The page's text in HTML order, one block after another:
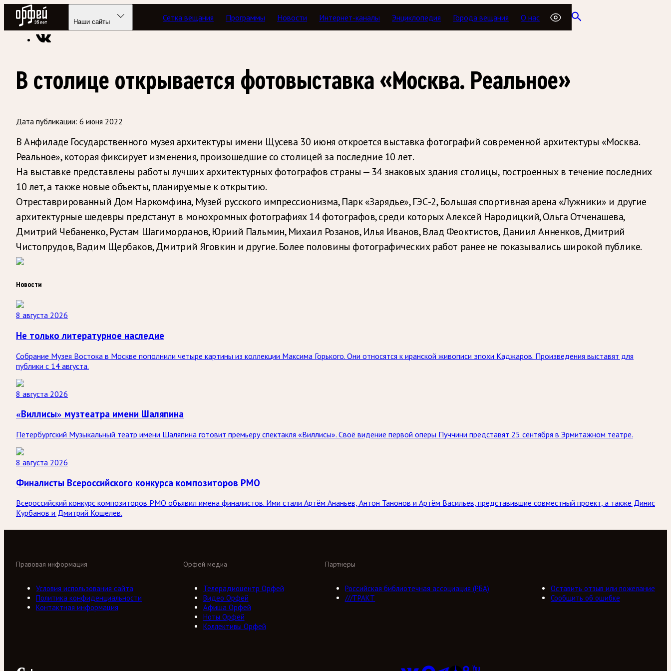
Радио Орфей
Наши сайты Сетка вещания Программы Новости Интернет-каналы Энциклопедия Города вещания О нас
Радио классической музыки «Орфей» Новости
В столице открывается фотовыставка «Москва. Реальное»
Дата публикации: 6 июня 2022
В Анфиладе Государственного музея архитектуры имени Щусева 30 июня откроется выставка фотографий современной архитектуры «Москва.
Реальное», которая фиксирует изменения, произошедшие со столицей за последние 10 лет.
На выставке представлены работы лучших архитектурных фотографов страны — 34 знаковых здания столицы, построенных в течение последних
10 лет, а также новые объекты, планируемые к открытию.
Отреставрированный Дом Наркомфина, Музей русского импрессионизма, Парк «Зарядье», ГЭС-2, Большая спортивная арена «Лужники» и другие
архитектурные шедевры предстанут в монохромных фотографиях 14 фотографов, среди которых Алексей Народицкий, Ольга Отченашева,
Дмитрий Чебаненко, Рустам Шагиморданов, Юриий Пальмин, Михаил Розанов, Илья Иванов, Влад Феоктистов, Даниил Анненков, Дмитрий
Чистопрудов, Вадим Щербаков, Дмитрий Яговкин и другие. Более половины фотографических работ ранее не показывались широкой публике.
Новости
8 августа 2026
Не только литературное наследие
Собрание Музея Востока в Москве пополнили четыре картины из коллекции Максима Горького. Они относятся к иранской живописи эпохи Каджаров. Произведения выставят для
публики с 14 августа.
8 августа 2026
«Виллисы» музтеатра имени Шаляпина
Петербургский Музыкальный театр имени Шаляпина готовит премьеру спектакля «Виллисы». Своё видение первой оперы Пуччини представят 25 сентября в Эрмитажном театре.
8 августа 2026
Финалисты Всероссийского конкурса композиторов РМО
Всероссийский конкурс композиторов РМО объявил имена финалистов. Ими стали Артём Ананьев, Антон Танонов и Артём Васильев, представившие совместный проект, а также Динис
Курбанов и Дмитрий Кошелев.
Орфей медиа
Телерадиоцентр Орфей
Видео Орфей
Афиша Орфей
Ноты Орфей
Коллективы Орфей
Партнеры
Российская библиотечная ассоциация (РБА)
///ТРАКТ
Правовая информация
Условия использования сайта
Политика конфиденциальности
Контактная информация
Оставить отзыв или пожелание
Сообщить об ошибке